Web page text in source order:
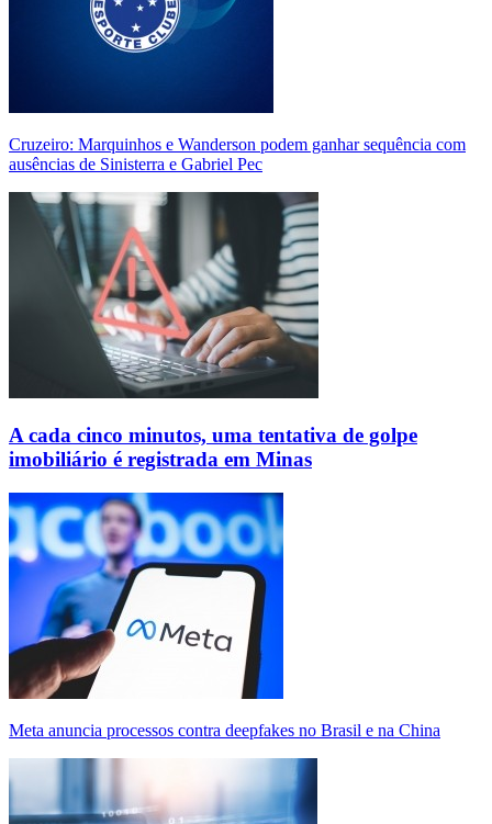
Cruzeiro: Marquinhos e Wanderson podem ganhar sequência com
ausências de Sinisterra e Gabriel Pec
A cada cinco minutos, uma tentativa de golpe
imobiliário é registrada em Minas
Meta anuncia processos contra deepfakes no Brasil e na China